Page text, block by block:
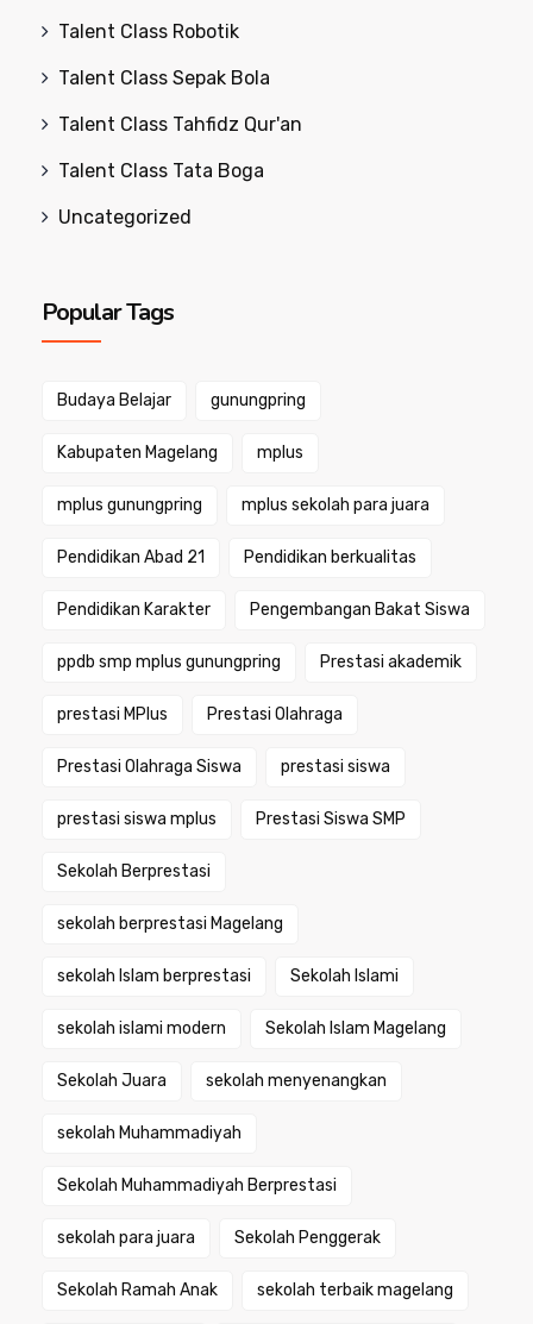
Talent Class Robotik
Talent Class Sepak Bola
Talent Class Tahfidz Qur'an
Talent Class Tata Boga
Uncategorized
Popular Tags
Budaya Belajar gunungpring
Kabupaten Magelang mplus
mplus gunungpring mplus sekolah para juara
Pendidikan Abad 21 Pendidikan berkualitas
Pendidikan Karakter Pengembangan Bakat Siswa
ppdb smp mplus gunungpring Prestasi akademik
prestasi MPlus Prestasi Olahraga
Prestasi Olahraga Siswa prestasi siswa
prestasi siswa mplus Prestasi Siswa SMP
Sekolah Berprestasi
sekolah berprestasi Magelang
sekolah Islam berprestasi Sekolah Islami
sekolah islami modern Sekolah Islam Magelang
Sekolah Juara sekolah menyenangkan
sekolah Muhammadiyah
Sekolah Muhammadiyah Berprestasi
sekolah para juara Sekolah Penggerak
Sekolah Ramah Anak sekolah terbaik magelang